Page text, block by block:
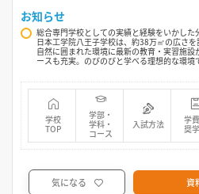
お知らせ
総合専門学校としての実績と経験をいかした
日本工学院八王子学校は、約38万㎡の広さを
自然に囲まれた環境に最新の教育・実習施
ースも充実。のびのびと学べる理想的な環境
学校
TOP
学部・
学科・
コース
入試方法
学
奨
気になる 資